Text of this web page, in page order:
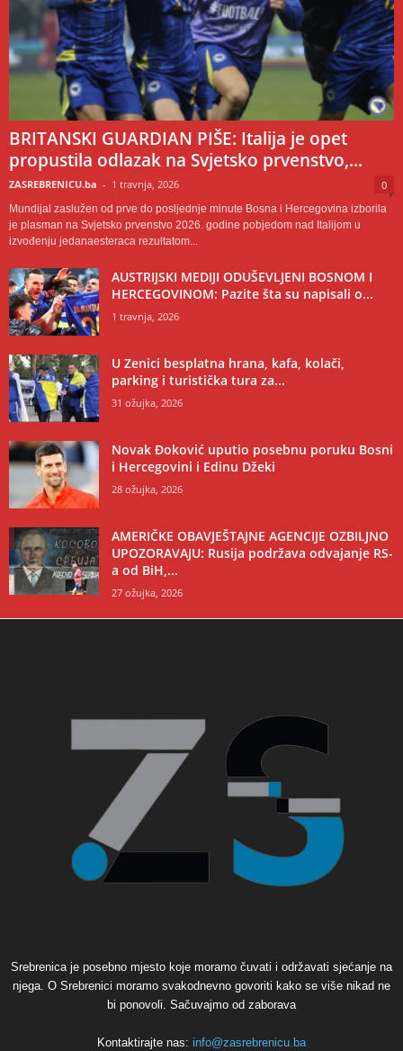
BRITANSKI GUARDIAN PIŠE: Italija je opet
propustila odlazak na Svjetsko prvenstvo,...
ZASREBRENICU.ba - 1 travnja, 2026 0
Mundijal zaslužen od prve do posljednje minute Bosna i Hercegovina izborila
je plasman na Svjetsko prvenstvo 2026. godine pobjedom nad Italijom u
izvođenju jedanaesteraca rezultatom...
AUSTRIJSKI MEDIJI ODUŠEVLJENI BOSNOM I
HERCEGOVINOM: Pazite šta su napisali o...
1 travnja, 2026
U Zenici besplatna hrana, kafa, kolači,
parking i turistička tura za...
31 ožujka, 2026
Novak Đoković uputio posebnu poruku Bosni
i Hercegovini i Edinu Džeki
28 ožujka, 2026
AMERIČKE OBAVJEŠTAJNE AGENCIJE OZBILJNO
UPOZORAVAJU: Rusija podržava odvajanje RS-
a od BiH,...
27 ožujka, 2026
Srebrenica je posebno mjesto koje moramo čuvati i održavati sjećanje na
njega. O Srebrenici moramo svakodnevno govoriti kako se više nikad ne
bi ponovoli. Sačuvajmo od zaborava
Kontaktirajte nas: info@zasrebrenicu.ba